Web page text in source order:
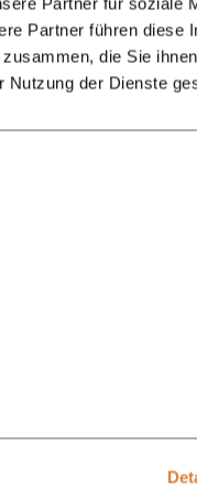
Partner führen diese
die Sie
Nutzung der Dienste